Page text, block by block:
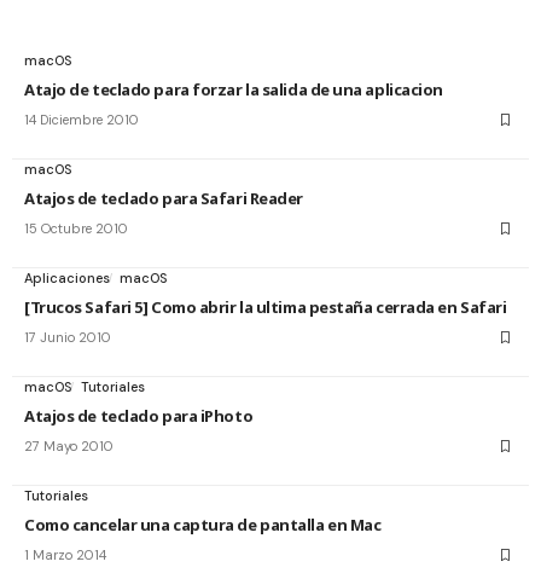
macOS
Atajo de teclado para forzar la salida de una aplicacion
14 Diciembre 2010
macOS
Atajos de teclado para Safari Reader
15 Octubre 2010
Aplicaciones macOS
[Trucos Safari 5] Como abrir la ultima pestaña cerrada en Safari
17 Junio 2010
macOS Tutoriales
Atajos de teclado para iPhoto
27 Mayo 2010
Tutoriales
Como cancelar una captura de pantalla en Mac
1 Marzo 2014